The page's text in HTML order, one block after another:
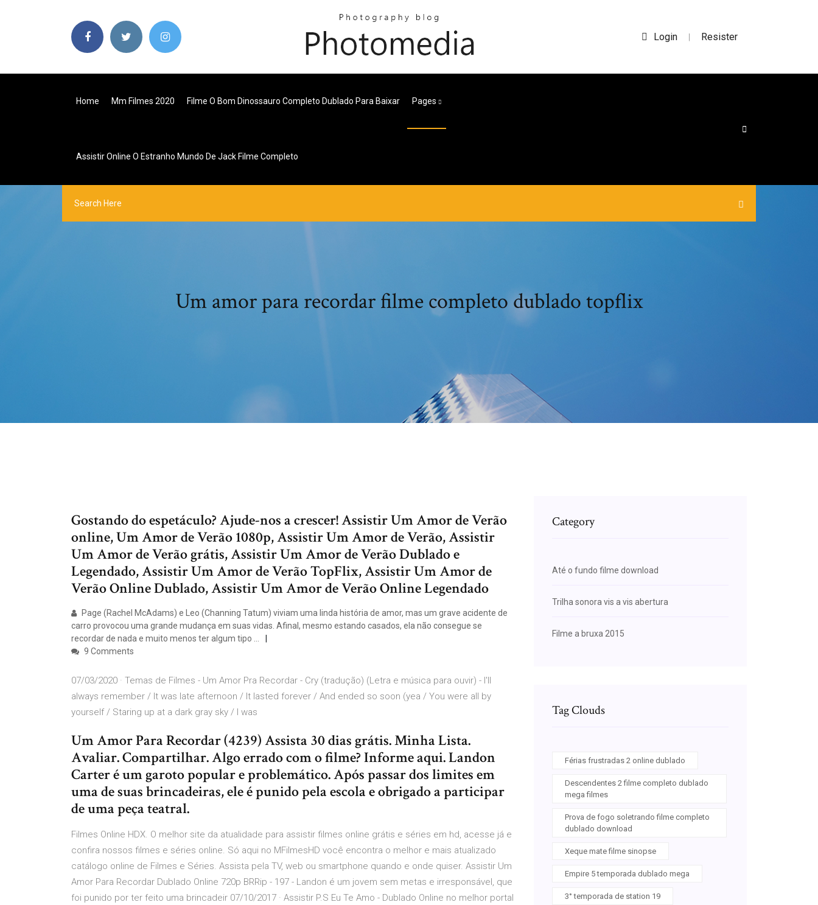
Login | Resister
Home Mm Filmes 2020 Filme O Bom Dinossauro Completo Dublado Para Baixar Pages
Assistir Online O Estranho Mundo De Jack Filme Completo
Um amor para recordar filme completo dublado topflix
Gostando do espetáculo? Ajude-nos a crescer! Assistir Um Amor de Verão
online, Um Amor de Verão 1080p, Assistir Um Amor de Verão, Assistir
Um Amor de Verão grátis, Assistir Um Amor de Verão Dublado e
Legendado, Assistir Um Amor de Verão TopFlix, Assistir Um Amor de
Verão Online Dublado, Assistir Um Amor de Verão Online Legendado
Page (Rachel McAdams) e Leo (Channing Tatum) viviam uma linda história de amor, mas um grave acidente de
carro provocou uma grande mudança em suas vidas. Afinal, mesmo estando casados, ela não consegue se
recordar de nada e muito menos ter algum tipo …
9 Comments
07/03/2020 · Temas de Filmes - Um Amor Pra Recordar - Cry (tradução) (Letra e música para ouvir) - I'll
always remember / It was late afternoon / It lasted forever / And ended so soon (yea / You were all by
yourself / Staring up at a dark gray sky / I was
Um Amor Para Recordar (4239) Assista 30 dias grátis. Minha Lista.
Avaliar. Compartilhar. Algo errado com o filme? Informe aqui. Landon
Carter é um garoto popular e problemático. Após passar dos limites em
uma de suas brincadeiras, ele é punido pela escola e obrigado a participar
de uma peça teatral.
Filmes Online HDX. O melhor site da atualidade para assistir filmes online grátis e séries em hd, acesse já e
confira nossos filmes e séries online. Só aqui no MFilmesHD você encontra o melhor e mais atualizado
catálogo online de Filmes e Séries. Assista pela TV, web ou smartphone quando e onde quiser. Assistir Um
Amor Para Recordar Dublado Online 720p BRRip - 197 - Landon é um jovem sem metas e irresponsável, que
foi punido por ter feito uma brincadeir 07/10/2017 · Assistir P.S Eu Te Amo - Dublado Online no melhor portal
Category
Até o fundo filme download
Trilha sonora vis a vis abertura
Filme a bruxa 2015
Tag Clouds
Férias frustradas 2 online dublado
Descendentes 2 filme completo dublado
mega filmes
Prova de fogo soletrando filme completo
dublado download
Xeque mate filme sinopse
Empire 5 temporada dublado mega
3° temporada de station 19